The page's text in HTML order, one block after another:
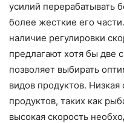
усилий перерабатывать
более жесткие его
наличие регулировки
предлагают хотя бы две
позволяет выбирать
видов продуктов.
продуктов, таких как
высокая скорость